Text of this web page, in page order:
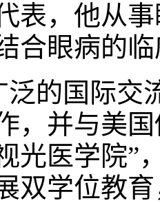
表，他从
合眼病的
泛的国际交
，并与美
光医学院”
双学位教